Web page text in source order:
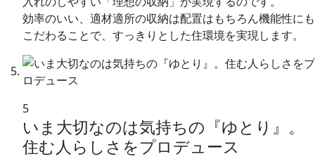
効率のいい、適材適所の収納は配置はもちろん機能性にも
こだわることで、すっきりとした住環境を実現します。
5
いま大切なのは気持ちの『ゆとり』。
住む人らしさをプロデュース